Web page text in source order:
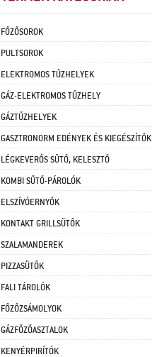
FŐZŐSOROK
PULTSOROK
ELEKTROMOS TŰZHELYEK
GÁZ-ELEKTROMOS TŰZHELY
GÁZTŰZHELYEK
GASZTRONORM EDÉNYEK ÉS KIEGÉSZÍTŐK
LÉGKEVERŐS SÜTŐ, KELESZTŐ
KOMBI SÜTŐ-PÁROLÓK
ELSZÍVÓERNYŐK
KONTAKT GRILLSÜTŐK
SZALAMANDEREK
PIZZASÜTŐK
FALI TÁROLÓK
FŐZŐZSÁMOLYOK
GÁZFŐZŐASZTALOK
KENYÉRPIRÍTÓK